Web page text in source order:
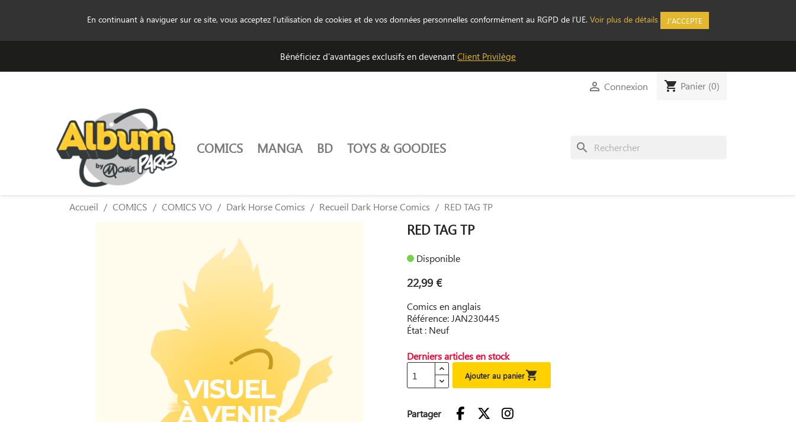
En continuant à naviguer sur ce site, vous acceptez l’utilisation de cookies et de vos données personnelles conformément au RGPD de l’UE. Voir plus de détails J'ACCEPTE
Bénéficiez d'avantages exclusifs en devenant Client Privilège
 Connexion shopping_cart Panier (0)
search
COMICS MANGA BD TOYS & GOODIES
Accueil COMICS COMICS VO Dark Horse Comics Recueil Dark Horse Comics RED TAG TP
RED TAG TP
Disponible
22,99 €
Comics en anglais
Référence: JAN230445
État : Neuf
Derniers articles en stock
Ajouter au panier
Partager